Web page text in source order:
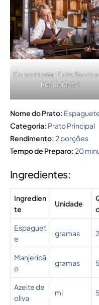
Como Montar Ficha
Restaurante?
Nome do Prato:
Categoria: Prato Principal
Rendimento: 2 porções
Tempo de Preparo: 20
Ingredientes:
Ingredien
te
Unidade
Espaguet
e
gramas
Manjericã
o
gramas
Azeite de
oliva
ml